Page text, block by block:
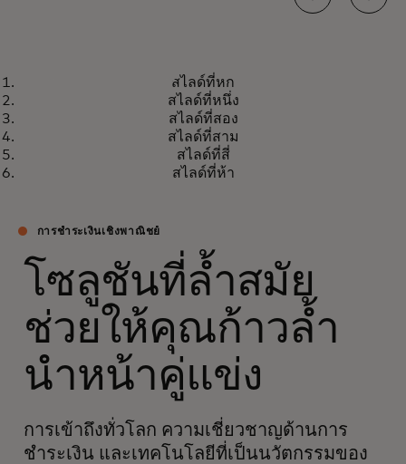
ปลดล็อกมูลค่าการจัดซื้อจัดจ้างผ่าน
การเงินแบบผนวกรวมมาในตัว
opens in a new tab
สไลด์ที่หก
สไลด์ที่หนึ่ง
สไลด์ที่สอง
สไลด์ที่สาม
สไลด์ที่สี่
สไลด์ที่ห้า
การชำระเงินเชิงพาณิชย์
โซลูชันที่ล้ำสมัย
ช่วยให้คุณก้าวล้ำ
นำหน้าคู่แข่ง
การเข้าถึงทั่วโลก ความเชี่ยวชาญด้านการ
ชำระเงิน และเทคโนโลยีที่เป็นนวัตกรรมของ